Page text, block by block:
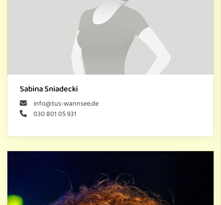
Sabina Sniadecki
info@tus-wannsee.de
030 801 05 931